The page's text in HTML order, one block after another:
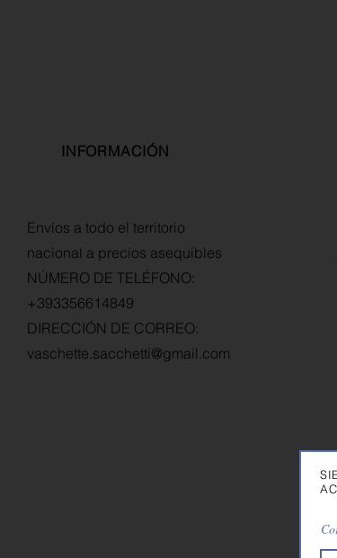
INFORMACIÓN
Envíos a todo el territorio
nacional a precios asequibles
NÚMERO DE TELÉFONO:
+393356614849
DIRECCIÓN DE CORREO:
vaschette.sacchetti@gmail.com